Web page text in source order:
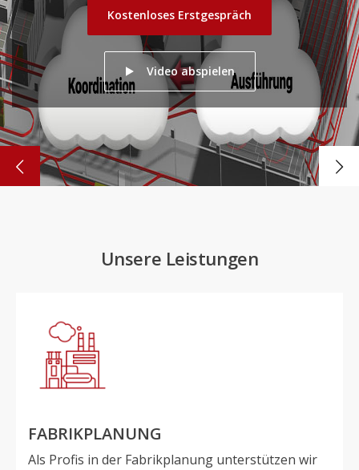
Kostenloses Erstgespräch
Video abspielen
Weiter
Unsere Leistungen
FABRIKPLANUNG
Als Profis in der Fabrikplanung unterstützen wir